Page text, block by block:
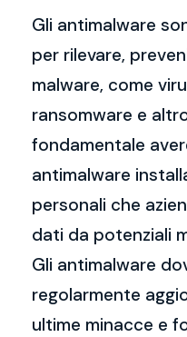
Gli antimalware
per rilevare,
malware, come
ransomware e
fondamentale
antimalware
personali che
dati da potenziali
Gli antimalware
regolarmente
ultime minacce e